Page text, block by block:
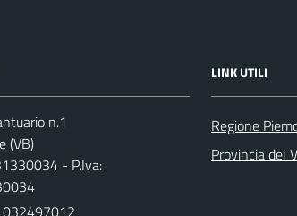
n.1
(VB)
- P.Iva:
032497012
LINK UTILI
Regione
Provincia del